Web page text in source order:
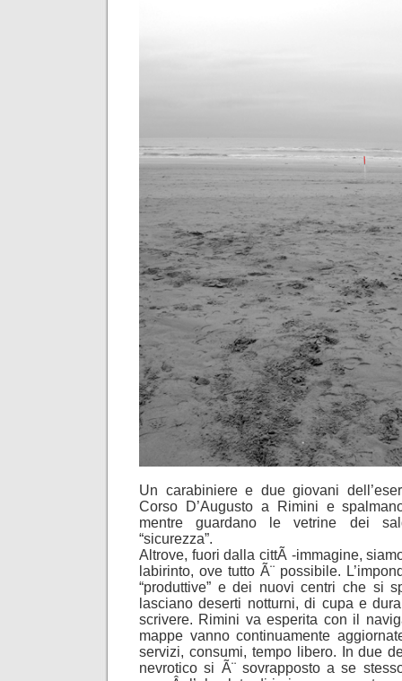
Un carabiniere e due giovani
Corso D’Augusto a Rimini e
mentre guardano le vetrine dei
“sicurezza”.
Altrove, fuori dalla cittÃ -immagine,
labirinto, ove tutto Ã¨ possibile.
“produttive” e dei nuovi centri che si
lasciano deserti notturni, di cupa e
scrivere. Rimini va esperita con il
mappe vanno continuamente
servizi, consumi, tempo libero. In due
nevrotico si Ã¨ sovrapposto a se